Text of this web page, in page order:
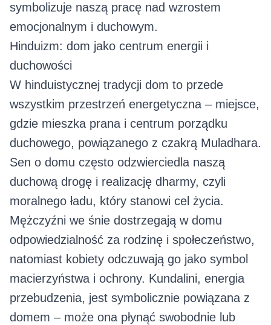
symbolizuje naszą pracę nad wzrostem
emocjonalnym i duchowym.
Hinduizm: dom jako centrum energii i
duchowości
W hinduistycznej tradycji dom to przede
wszystkim przestrzeń energetyczna – miejsce,
gdzie mieszka prana i centrum porządku
duchowego, powiązanego z czakrą Muladhara.
Sen o domu często odzwierciedla naszą
duchową drogę i realizację dharmy, czyli
moralnego ładu, który stanowi cel życia.
Mężczyźni we śnie dostrzegają w domu
odpowiedzialność za rodzinę i społeczeństwo,
natomiast kobiety odczuwają go jako symbol
macierzyństwa i ochrony. Kundalini, energia
przebudzenia, jest symbolicznie powiązana z
domem – może ona płynąć swobodnie lub